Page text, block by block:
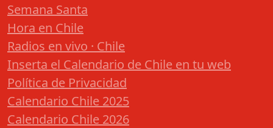
Semana Santa
Hora en Chile
Radios en vivo · Chile
Inserta el Calendario de Chile en tu web
Política de Privacidad
Calendario Chile 2025
Calendario Chile 2026